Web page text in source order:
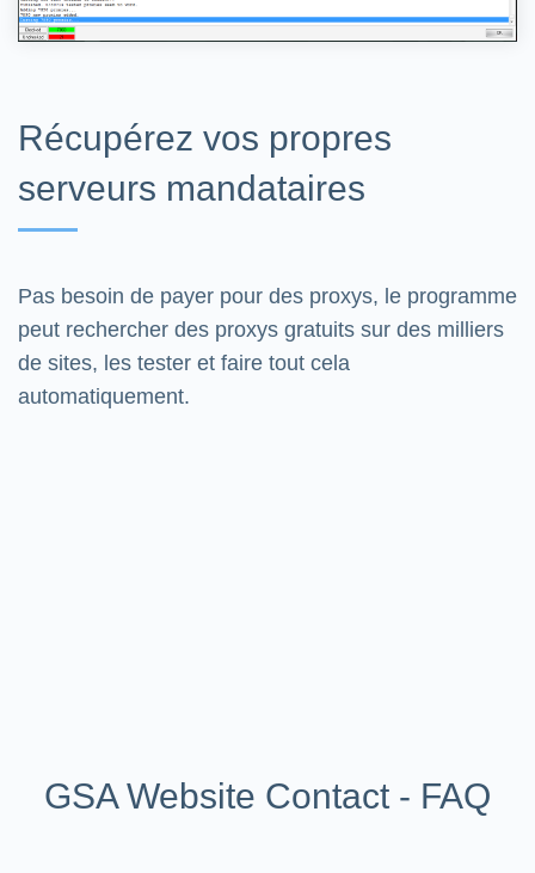
Récupérez vos propres
serveurs mandataires
Pas besoin de payer pour des proxys, le programme
peut rechercher des proxys gratuits sur des milliers
de sites, les tester et faire tout cela
automatiquement.
GSA Website Contact - FAQ